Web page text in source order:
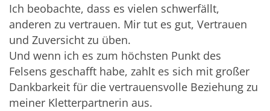
Ich beobachte, dass es vielen schwerfällt,
anderen zu vertrauen. Mir tut es gut, Vertrauen
und Zuversicht zu üben.
Und wenn ich es zum höchsten Punkt des
Felsens geschafft habe, zahlt es sich mit großer
Dankbarkeit für die vertrauensvolle Beziehung zu
meiner Kletterpartnerin aus.